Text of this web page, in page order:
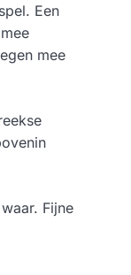
Een
mee
Fijne